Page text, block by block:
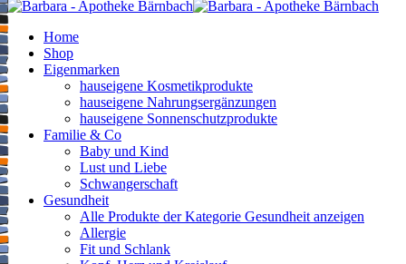
Home
Shop
Eigenmarken
hauseigene Kosmetikprodukte
hauseigene Nahrungsergänzungen
hauseigene Sonnenschutzprodukte
Familie & Co
Baby und Kind
Lust und Liebe
Schwangerschaft
Gesundheit
Alle Produkte der Kategorie Gesundheit anzeigen
Allergie
Fit und Schlank